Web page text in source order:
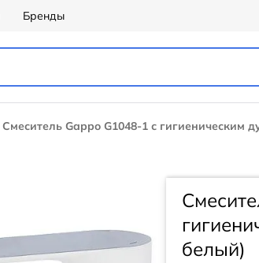
Бренды
Смеситель Gappo G1048-1 с гигиеническим
белый)